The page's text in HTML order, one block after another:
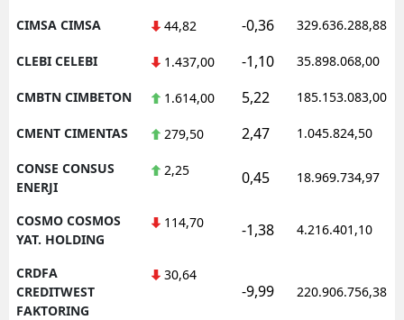
CIMSA CIMSA 44,82 -0,36 329.636.288,88
CLEBI CELEBI 1.437,00 -1,10 35.898.068,00
CMBTN CIMBETON 1.614,00 5,22 185.153.083,00
CMENT CIMENTAS 279,50 2,47 1.045.824,50
CONSE CONSUS
ENERJI
2,25 0,45 18.969.734,97
COSMO COSMOS
YAT. HOLDING
114,70 -1,38 4.216.401,10
CRDFA
CREDITWEST
FAKTORING
30,64
-9,99 220.906.756,38